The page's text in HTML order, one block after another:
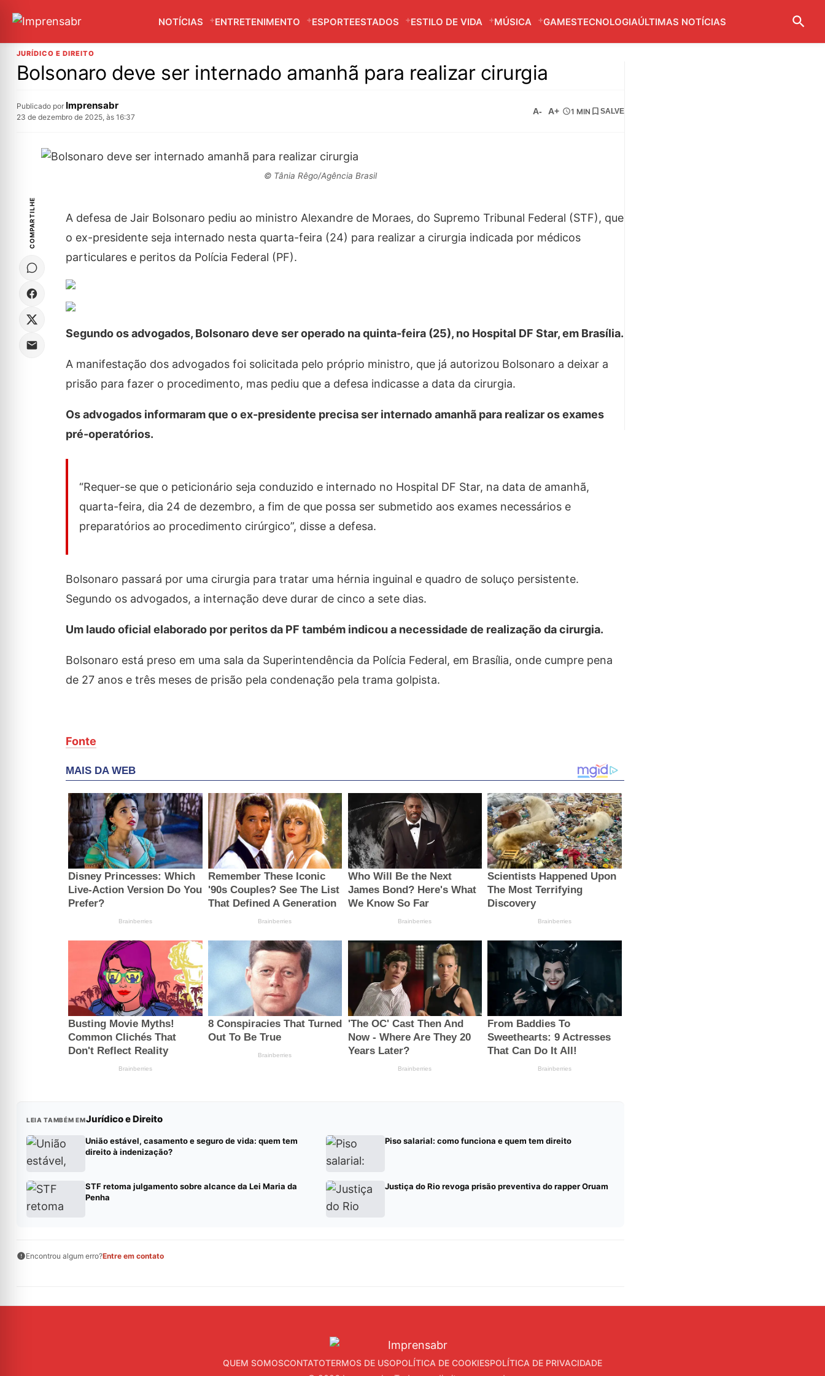
NOTÍCIAS ENTRETENIMENTO ESPORTEESTADOS ESTILO DE VIDA MÚSICA GAMESTECNOLOGIAÚLTIMAS NOTÍCIAS
JURÍDICO E DIREITO
Bolsonaro deve ser internado amanhã para realizar cirurgia
Publicado por Imprensabr
23 de dezembro de 2025, às 16:37
A- A+ 1 MIN SALVE
© Tânia Rêgo/Agência Brasil
COMPARTILHE
A defesa de Jair Bolsonaro pediu ao ministro Alexandre de Moraes, do Supremo Tribunal Federal (STF), que
o ex-presidente seja internado nesta quarta-feira (24) para realizar a cirurgia indicada por médicos
particulares e peritos da Polícia Federal (PF).
Segundo os advogados, Bolsonaro deve ser operado na quinta-feira (25), no Hospital DF Star, em Brasília.
A manifestação dos advogados foi solicitada pelo próprio ministro, que já autorizou Bolsonaro a deixar a
prisão para fazer o procedimento, mas pediu que a defesa indicasse a data da cirurgia.
Os advogados informaram que o ex-presidente precisa ser internado amanhã para realizar os exames
pré-operatórios.
“Requer-se que o peticionário seja conduzido e internado no Hospital DF Star, na data de amanhã,
quarta-feira, dia 24 de dezembro, a fim de que possa ser submetido aos exames necessários e
preparatórios ao procedimento cirúrgico”, disse a defesa.
Bolsonaro passará por uma cirurgia para tratar uma hérnia inguinal e quadro de soluço persistente.
Segundo os advogados, a internação deve durar de cinco a sete dias.
Um laudo oficial elaborado por peritos da PF também indicou a necessidade de realização da cirurgia.
Bolsonaro está preso em uma sala da Superintendência da Polícia Federal, em Brasília, onde cumpre pena
de 27 anos e três meses de prisão pela condenação pela trama golpista.
Fonte
LEIA TAMBÉM EMJurídico e Direito
União estável, casamento e seguro de vida: quem tem
direito à indenização?
Piso salarial: como funciona e quem tem direito
STF retoma julgamento sobre alcance da Lei Maria da
Penha
Justiça do Rio revoga prisão preventiva do rapper Oruam
Encontrou algum erro?Entre em contato
QUEM SOMOSCONTATOTERMOS DE USOPOLÍTICA DE COOKIESPOLÍTICA DE PRIVACIDADE